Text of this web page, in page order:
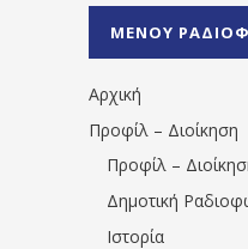
ΜΕΝΟΥ
Αρχική
Προφίλ – Διοίκηση
Προφίλ –
Δημοτική
Ιστορία